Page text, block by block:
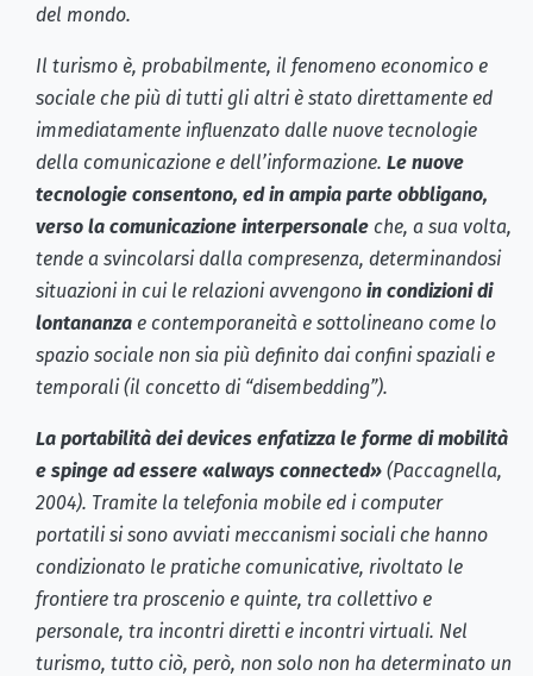
del mondo.
Il turismo è, probabilmente, il fenomeno economico e
sociale che più di tutti gli altri è stato direttamente ed
immediatamente influenzato dalle nuove tecnologie
della comunicazione e dell’informazione. Le nuove
tecnologie consentono, ed in ampia parte obbligano,
verso la comunicazione interpersonale che, a sua volta,
tende a svincolarsi dalla compresenza, determinandosi
situazioni in cui le relazioni avvengono in condizioni di
lontananza e contemporaneità e sottolineano come lo
spazio sociale non sia più definito dai confini spaziali e
temporali (il concetto di “disembedding”).
La portabilità dei devices enfatizza le forme di mobilità
e spinge ad essere «always connected» (Paccagnella,
2004). Tramite la telefonia mobile ed i computer
portatili si sono avviati meccanismi sociali che hanno
condizionato le pratiche comunicative, rivoltato le
frontiere tra proscenio e quinte, tra collettivo e
personale, tra incontri diretti e incontri virtuali. Nel
turismo, tutto ciò, però, non solo non ha determinato un